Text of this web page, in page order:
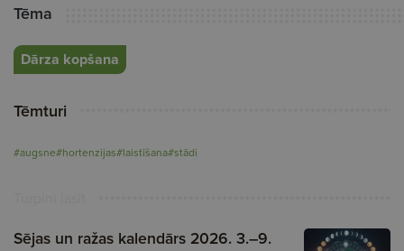
Tēma
Dārza kopšana
Tēmturi
#augsne#hortenzijas#laistīšana#stādi
Sējas un ražas kalendārs 2026. 3.–9.